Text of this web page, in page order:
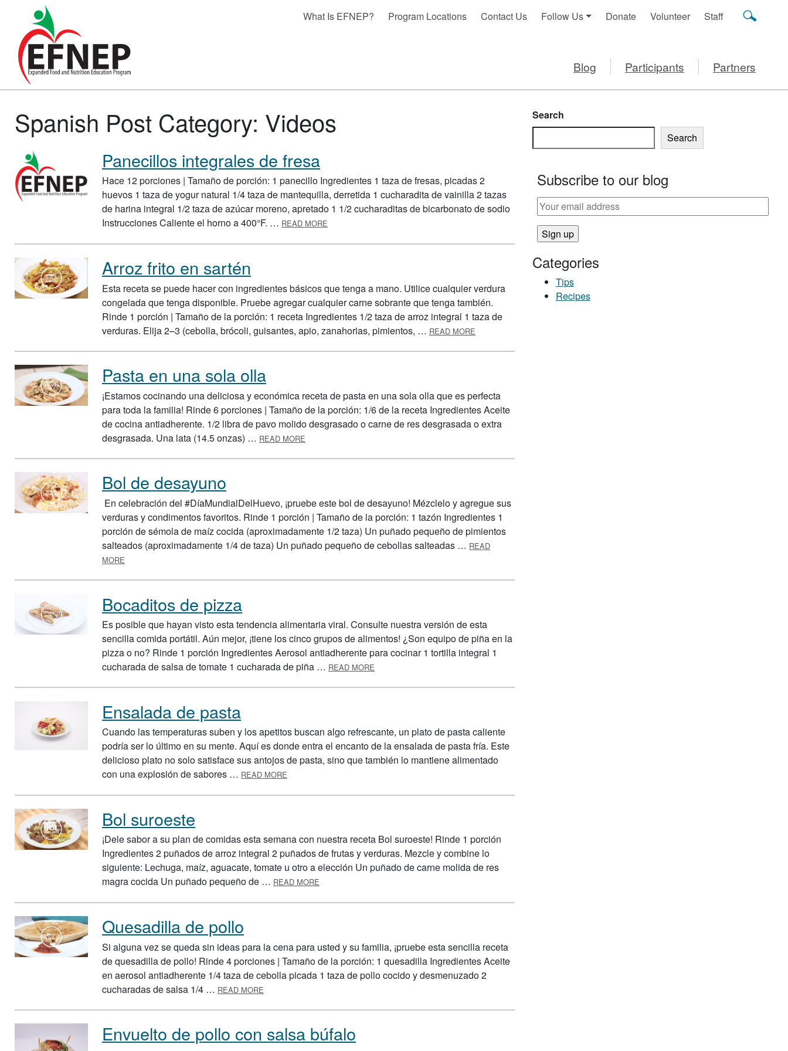
Main Navigation
What Is EFNEP? Program Locations Contact Us Follow Us Donate Volunteer Staff
Blog Participants Partners
Spanish Post Category: Videos
Panecillos integrales de fresa
Hace 12 porciones | Tamaño de porción: 1 panecillo Ingredientes 1 taza de fresas, picadas 2
huevos 1 taza de yogur natural 1/4 taza de mantequilla, derretida 1 cucharadita de vainilla 2 tazas
de harina integral 1/2 taza de azúcar moreno, apretado 1 1/2 cucharaditas de bicarbonato de sodio
Instrucciones Caliente el horno a 400°F. … READ MORE
Arroz frito en sartén
Esta receta se puede hacer con ingredientes básicos que tenga a mano. Utilice cualquier verdura
congelada que tenga disponible. Pruebe agregar cualquier carne sobrante que tenga también.
Rinde 1 porción | Tamaño de la porción: 1 receta Ingredientes 1/2 taza de arroz integral 1 taza de
verduras. Elija 2–3 (cebolla, brócoli, guisantes, apio, zanahorias, pimientos, … READ MORE
Pasta en una sola olla
¡Estamos cocinando una deliciosa y económica receta de pasta en una sola olla que es perfecta
para toda la familia! Rinde 6 porciones | Tamaño de la porción: 1/6 de la receta Ingredientes Aceite
de cocina antiadherente. 1/2 libra de pavo molido desgrasado o carne de res desgrasada o extra
desgrasada. Una lata (14.5 onzas) … READ MORE
Bol de desayuno
En celebración del #DíaMundialDelHuevo, ¡pruebe este bol de desayuno! Mézclelo y agregue sus
verduras y condimentos favoritos. Rinde 1 porción | Tamaño de la porción: 1 tazón Ingredientes 1
porción de sémola de maíz cocida (aproximadamente 1/2 taza) Un puñado pequeño de pimientos
salteados (aproximadamente 1/4 de taza) Un puñado pequeño de cebollas salteadas … READ
MORE
Bocaditos de pizza
Es posible que hayan visto esta tendencia alimentaria viral. Consulte nuestra versión de esta
sencilla comida portátil. Aún mejor, ¡tiene los cinco grupos de alimentos! ¿Son equipo de piña en la
pizza o no? Rinde 1 porción Ingredientes Aerosol antiadherente para cocinar 1 tortilla integral 1
cucharada de salsa de tomate 1 cucharada de piña … READ MORE
Ensalada de pasta
Cuando las temperaturas suben y los apetitos buscan algo refrescante, un plato de pasta caliente
podría ser lo último en su mente. Aquí es donde entra el encanto de la ensalada de pasta fría. Este
delicioso plato no solo satisface sus antojos de pasta, sino que también lo mantiene alimentado
con una explosión de sabores … READ MORE
Bol suroeste
¡Dele sabor a su plan de comidas esta semana con nuestra receta Bol suroeste! Rinde 1 porción
Ingredientes 2 puñados de arroz integral 2 puñados de frutas y verduras. Mezcle y combine lo
siguiente: Lechuga, maíz, aguacate, tomate u otro a elección Un puñado de carne molida de res
magra cocida Un puñado pequeño de … READ MORE
Quesadilla de pollo
Si alguna vez se queda sin ideas para la cena para usted y su familia, ¡pruebe esta sencilla receta
de quesadilla de pollo! Rinde 4 porciones | Tamaño de la porción: 1 quesadilla Ingredientes Aceite
en aerosol antiadherente 1/4 taza de cebolla picada 1 taza de pollo cocido y desmenuzado 2
cucharadas de salsa 1/4 … READ MORE
Envuelto de pollo con salsa búfalo
Search
Search
Subscribe to our blog
Categories
Tips
Recipes